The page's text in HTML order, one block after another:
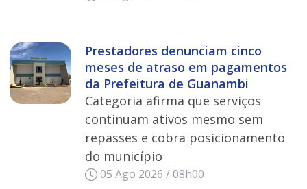
Prestadores denunciam cinco
meses de atraso em pagamentos
da Prefeitura de Guanambi
Categoria afirma que serviços
continuam ativos mesmo sem
repasses e cobra posicionamento
do município
05 Ago 2026 / 08h00